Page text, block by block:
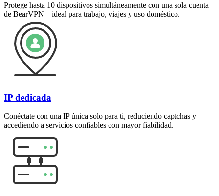
Protege hasta 10 dispositivos simultáneamente con una sola cuenta
de BearVPN—ideal para trabajo, viajes y uso doméstico.
IP dedicada
Conéctate con una IP única solo para ti, reduciendo captchas y
accediendo a servicios confiables con mayor fiabilidad.